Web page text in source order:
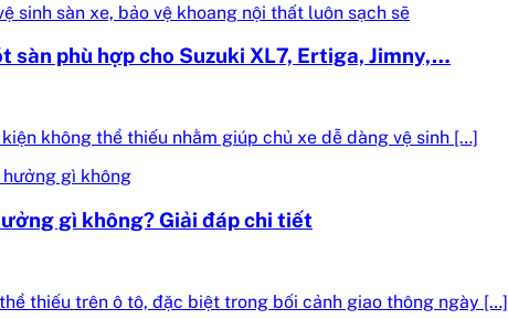
sàn phù hợp cho Suzuki XL7, Ertiga, Jimny,…
không thể thiếu nhằm giúp chủ xe dễ dàng vệ sinh […]
gì không? Giải đáp chi tiết
thiếu trên ô tô, đặc biệt trong bối cảnh giao thông ngày […]